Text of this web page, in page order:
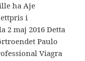
ha Aje
i
2 maj 2016 Detta
Paulo
Viagra